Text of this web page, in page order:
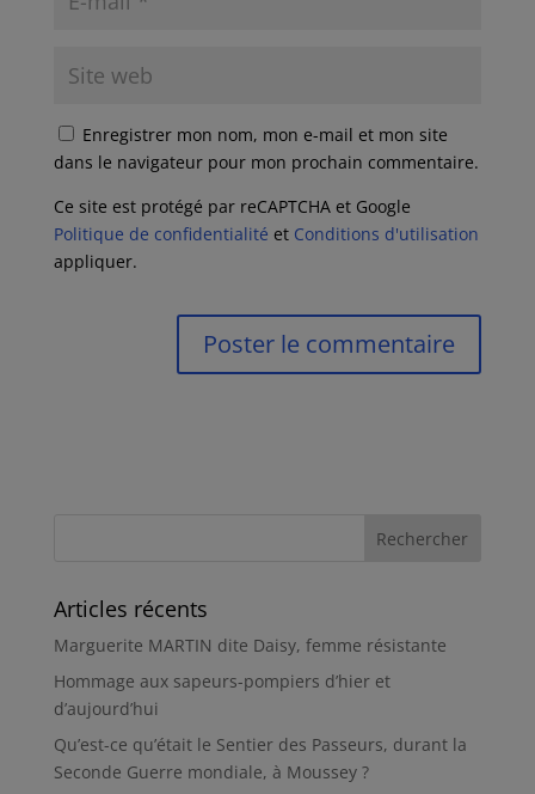
Enregistrer mon nom, mon e-mail et mon site
dans le navigateur pour mon prochain commentaire.
Ce site est protégé par reCAPTCHA et Google
Politique de confidentialité et Conditions d'utilisation
appliquer.
Articles récents
Marguerite MARTIN dite Daisy, femme résistante
Hommage aux sapeurs-pompiers d’hier et
d’aujourd’hui
Qu’est-ce qu’était le Sentier des Passeurs, durant la
Seconde Guerre mondiale, à Moussey ?